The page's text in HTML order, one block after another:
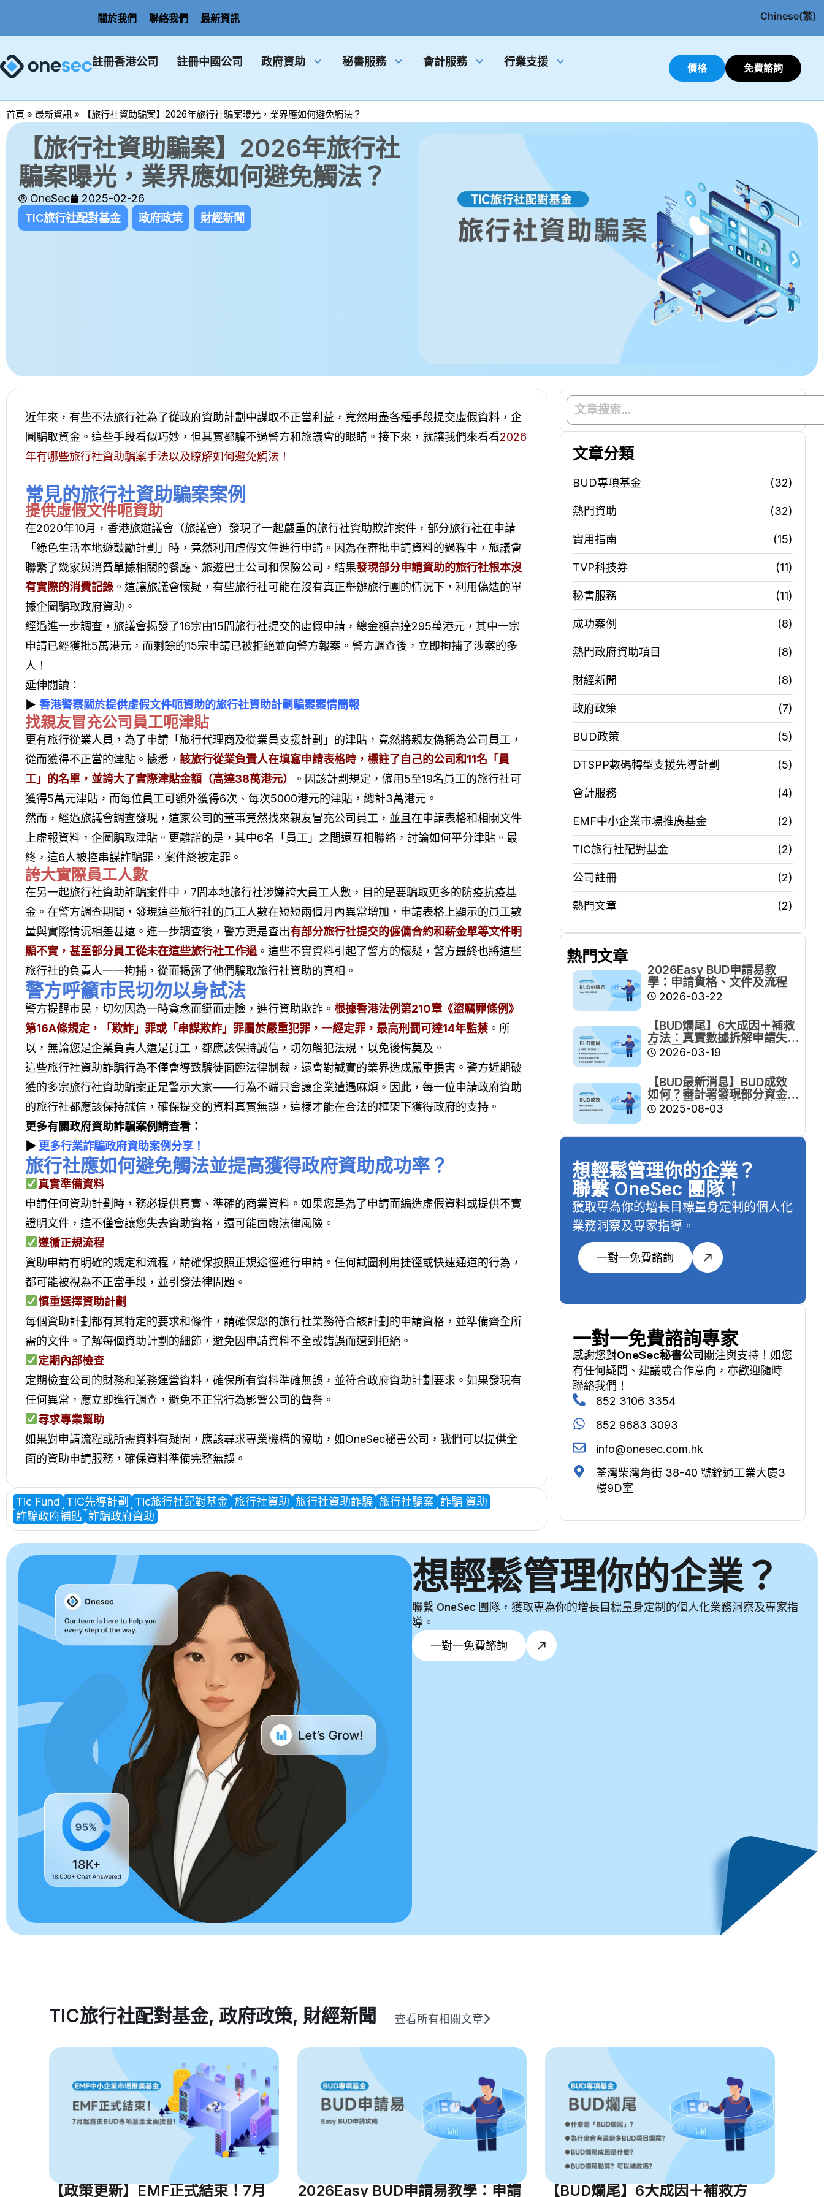
關於我們 聯絡我們 最新資訊
Chinese(繁)
English
註冊香港公司 註冊中國公司 政府資助 秘書服務 會計服務 行業支援 價格 免費諮詢
首頁 » 最新資訊 » 【旅行社資助騙案】2026年旅行社騙案曝光，業界應如何避免觸法？
【旅行社資助騙案】2026年旅行社
騙案曝光，業界應如何避免觸法？
OneSec
2025-02-26
TIC旅行社配對基金
政府政策 財經新聞
近年來，有些不法旅行社為了從政府資助計劃中謀取不正當利益，竟然用盡各種手段提交虛假資料，企
圖騙取資金。這些手段看似巧妙，但其實都騙不過警方和旅議會的眼睛。接下來，就讓我們來看看2026
年有哪些旅行社資助騙案手法以及瞭解如何避免觸法！
常見的旅行社資助騙案案例
提供虛假文件呃資助
在2020年10月，香港旅遊議會（旅議會）發現了一起嚴重的旅行社資助欺詐案件，部分旅行社在申請
「綠色生活本地遊鼓勵計劃」時，竟然利用虛假文件進行申請。因為在審批申請資料的過程中，旅議會
聯繫了幾家與消費單據相關的餐廳、旅遊巴士公司和保險公司，結果發現部分申請資助的旅行社根本沒
有實際的消費記錄 。這讓旅議會懷疑，有些旅行社可能在沒有真正舉辦旅行團的情況下，利用偽造的單
據企圖騙取政府資助。
經過進一步調查，旅議會揭發了16宗由15間旅行社提交的虛假申請，總金額高達295萬港元，其中一宗
申請已經獲批5萬港元，而剩餘的15宗申請已被拒絕並向警方報案。警方調查後，立即拘捕了涉案的多
人！
延伸閱讀：
▶ 香港警察關於提供虛假文件呃資助的旅行社資助計劃騙案案情簡報
找親友冒充公司員工呃津貼
更有旅行從業人員，為了申請「旅行代理商及從業員支援計劃」的津貼，竟然將親友偽稱為公司員工，
從而獲得不正當的津貼。據悉， 該旅行從業負責人在填寫申請表格時，標註了自己的公司和11名「員
工」的名單，並誇大了實際津貼金額（高達38萬港元）
。因該計劃規定，僱用5至19名員工的旅行社可
獲得5萬元津貼，而每位員工可額外獲得6次、每次5000港元的津貼，總計3萬港元。
然而，經過旅議會調查發現，這家公司的董事竟然找來親友冒充公司員工，並且在申請表格和相關文件
上虛報資料，企圖騙取津貼。更離譜的是，其中6名「員工」之間還互相聯絡，討論如何平分津貼。最
終，這6人被控串謀詐騙罪，案件終被定罪。
誇大實際員工人數
在另一起旅行社資助詐騙案件中，7間本地旅行社涉嫌誇大員工人數，目的是要騙取更多的防疫抗疫基
金。在警方調查期間，發現這些旅行社的員工人數在短短兩個月內異常增加，申請表格上顯示的員工數
量與實際情況相差甚遠。進一步調查後，警方更是查出有部分旅行社提交的僱傭合約和薪金單等文件明
顯不實，甚至部分員工從未在這些旅行社工作過 。這些不實資料引起了警方的懷疑，警方最終也將這些
旅行社的負責人一一拘捕，從而揭露了他們騙取旅行社資助的真相。
警方呼籲市民切勿以身試法
警方提醒市民，切勿因為一時貪念而鋌而走險，進行資助欺詐。 根據香港法例第210章《盜竊罪條例》
第16A條規定，「欺詐」罪或「串謀欺詐」罪屬於嚴重犯罪，一經定罪，最高刑罰可達14年監禁 。所
以，無論您是企業負責人還是員工，都應該保持誠信，切勿觸犯法規，以免後悔莫及。
這些旅行社資助詐騙行為不僅會導致騙徒面臨法律制裁，還會對誠實的業界造成嚴重損害。警方近期破
獲的多宗旅行社資助騙案正是警示大家——行為不端只會讓企業遭遇麻煩。因此，每一位申請政府資助
的旅行社都應該保持誠信，確保提交的資料真實無誤，這樣才能在合法的框架下獲得政府的支持。
更多有關政府資助詐騙案例請查看：
▶ 更多行業詐騙政府資助案例分享！
旅行社應如何避免觸法並提高獲得政府資助成功率？
真實準備資料
申請任何資助計劃時，務必提供真實、準確的商業資料。如果您是為了申請而編造虛假資料或提供不實
證明文件，這不僅會讓您失去資助資格，還可能面臨法律風險。
遵循正規流程
資助申請有明確的規定和流程，請確保按照正規途徑進行申請。任何試圖利用捷徑或快速通道的行為，
都可能被視為不正當手段，並引發法律問題。
慎重選擇資助計劃
每個資助計劃都有其特定的要求和條件，請確保您的旅行社業務符合該計劃的申請資格，並準備齊全所
需的文件。了解每個資助計劃的細節，避免因申請資料不全或錯誤而遭到拒絕。
定期內部檢查
定期檢查公司的財務和業務運營資料，確保所有資料準確無誤，並符合政府資助計劃要求。如果發現有
任何異常，應立即進行調查，避免不正當行為影響公司的聲譽。
尋求專業幫助
如果對申請流程或所需資料有疑問，應該尋求專業機構的協助，如OneSec秘書公司 ，我們可以提供全
面的資助申請服務，確保資料準備完整無誤。
Tic Fund TIC先導計劃 Tic旅行社配對基金 旅行社資助 旅行社資助詐騙 旅行社騙案 詐騙 資助
詐騙政府補貼 詐騙政府資助
文章分類
BUD專項基金 (32)
熱門資助 (32)
實用指南 (15)
TVP科技券 (11)
秘書服務 (11)
成功案例 (8)
熱門政府資助項目 (8)
財經新聞 (8)
政府政策 (7)
BUD政策 (5)
DTSPP數碼轉型支援先導計劃 (5)
會計服務 (4)
EMF中小企業市場推廣基金 (2)
TIC旅行社配對基金 (2)
公司註冊 (2)
熱門文章 (2)
熱門文章
2026Easy BUD申請易教
學：申請資格、文件及流程
2026-03-22
【BUD爛尾】6大成因＋補救
方法：真實數據拆解申請失
敗原因
2026-03-19
【BUD最新消息】BUD成效
如何？審計署發現部分資金
仍待追回，逾半申請無法獲
2025-08-03
想輕鬆管理你的企業？
聯繫 OneSec 團隊！
獲取專為你的增長目標量身定制的個人化
業務洞察及專家指導。
一對一免費諮詢
一對一免費諮詢專家
感謝您對OneSec秘書公司 關注與支持！如您
有任何疑問、建議或合作意向，亦歡迎隨時
聯絡我們！
852 3106 3354
852 9683 3093
info@onesec.com.hk
荃灣柴灣角街 38-40 號銓通工業大廈3
樓9D室
想輕鬆管理你的企業？
聯繫 OneSec 團隊，獲取專為你的增長目標量身定制的個人化業務洞察及專家指
導。
一對一免費諮詢
TIC旅行社配對基金, 政府政策, 財經新聞 查看所有相關文章
【政策更新】EMF正式結束！7月
2026Easy BUD申請易教學：申請
【BUD爛尾】6大成因＋補救方